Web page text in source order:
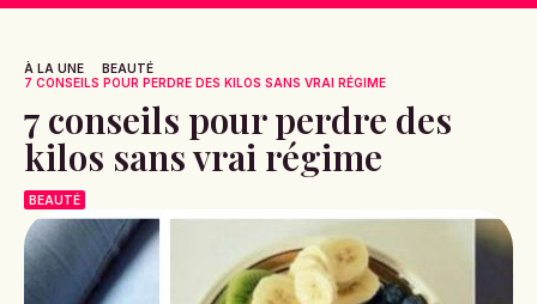
À LA UNE
BEAUTÉ
7 CONSEILS POUR PERDRE DES KILOS SANS VRAI RÉGIME
7 conseils pour perdre des
kilos sans vrai régime
BEAUTÉ